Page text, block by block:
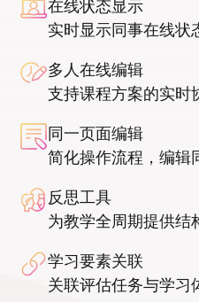
在线状态显示
实时显示同事在线状
多人在线编辑
支持课程方案的实时
同一页面编辑
简化操作流程，编辑
反思工具
为教学全周期提供结
学习要素关联
关联评估任务与学习